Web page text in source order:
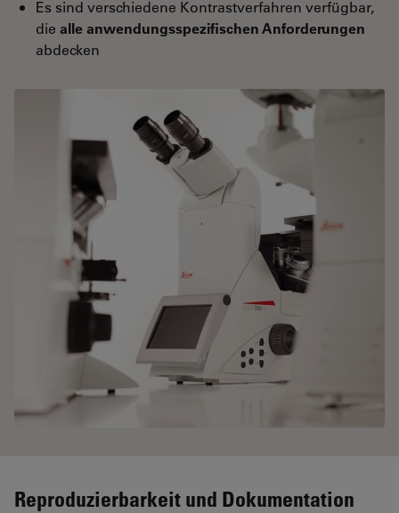
Es sind verschiedene Kontrastverfahren verfügbar,
die alle anwendungsspezifischen Anforderungen
abdecken
Reproduzierbarkeit und Dokumentation